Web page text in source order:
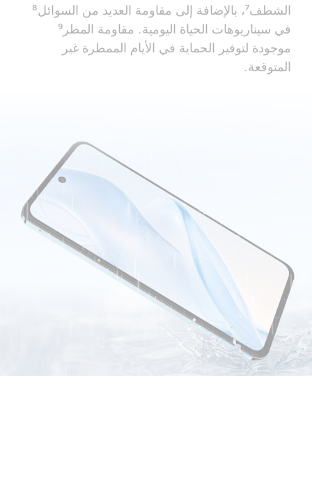
الشطف⁷، بالإضافة إلى مقاومة العديد من السوائل⁸
في سيناريوهات الحياة اليومية. مقاومة المطر⁹
موجودة لتوفير الحماية في الأيام الممطرة غير
المتوقعة.